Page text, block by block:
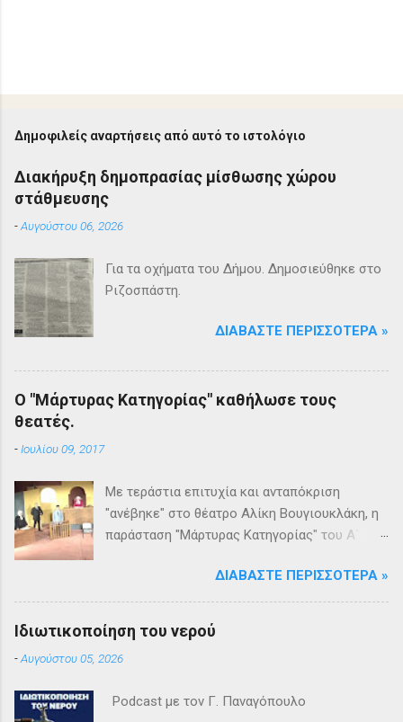
Δημοφιλείς αναρτήσεις από αυτό το ιστολόγιο
Διακήρυξη δημοπρασίας μίσθωσης χώρου
στάθμευσης
-Αυγούστου 06, 2026
Για τα οχήματα του Δήμου. Δημοσιεύθηκε στο
Ριζοσπάστη.
ΔΙΑΒΆΣΤΕ ΠΕΡΙΣΣΌΤΕΡΑ »
Ο "Μάρτυρας Κατηγορίας" καθήλωσε τους
θεατές.
-Ιουλίου 09, 2017
Με τεράστια επιτυχία και ανταπόκριση
"ανέβηκε" στο θέατρο Αλίκη Βουγιουκλάκη, η
παράσταση "Μάρτυρας Κατηγορίας" του Α΄
Βριλησσίων. Το θέατρο γέμισε και πάνω από
1500 θεατές και τις δύο βραδιές απόλαυσαν
κυριολεκτικά μία σπουδαία παράσταση
υψηλής δραματουργίας. Το έργο της Αγκάθα
Κρίστι καθήλωσε τους θεατρόφιλους σε όλη
πλοκή, οι μεγάλες ανατροπές και ένα
ΔΙΑΒΆΣΤΕ ΠΕΡΙΣΣΌΤΕΡΑ »
Ιδιωτικοποίηση του νερού
-Αυγούστου 05, 2026
Podcast με τον Γ. Παναγόπουλο